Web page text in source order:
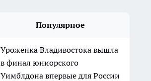
Популярное
Уроженка Владивостока вышла
в финал юниорского
Уимблдона впервые для России